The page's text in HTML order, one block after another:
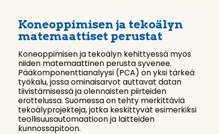
Koneoppimisen ja tekoälyn
matemaattiset perustat
Koneoppimisen ja tekoälyn kehittyessä myös
niiden matemaattinen perusta syvenee.
Pääkomponenttianalyysi (PCA) on yksi tärkeä
työkalu, jossa ominaisarvot auttavat datan
tiivistämisessä ja olennaisten piirteiden
erottelussa. Suomessa on tehty merkittäviä
tekoälyprojekteja, jotka keskittyvät esimerkiksi
teollisuusautomaatioon ja laitteiden
kunnossapitoon.